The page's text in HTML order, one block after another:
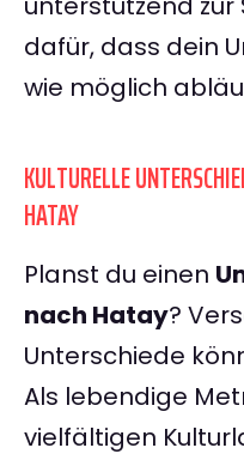
dafür, dass dein
wie möglich
KULTURELLE
HATAY
Planst du einen
nach Hatay?
Unterschiede
Als lebendige
vielfältigen